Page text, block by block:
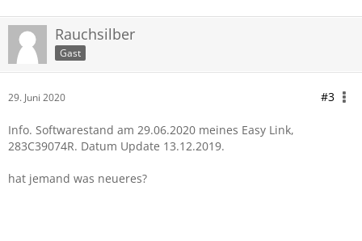
Rauchsilber
Gast
29. Juni 2020 #3
Info. Softwarestand am 29.06.2020 meines Easy Link,
283C39074R. Datum Update 13.12.2019.
hat jemand was neueres?